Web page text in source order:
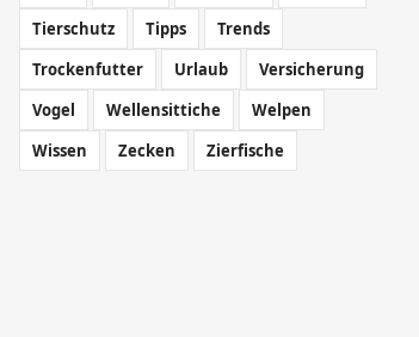
Tierschutz
Tipps
Trends
Trockenfutter
Urlaub
Versicherung
Vogel
Wellensittiche
Welpen
Wissen
Zecken Zierfische